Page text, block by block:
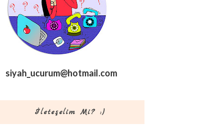
siyah_ucurum@hotmail.com
İleteşelim Mi? :)